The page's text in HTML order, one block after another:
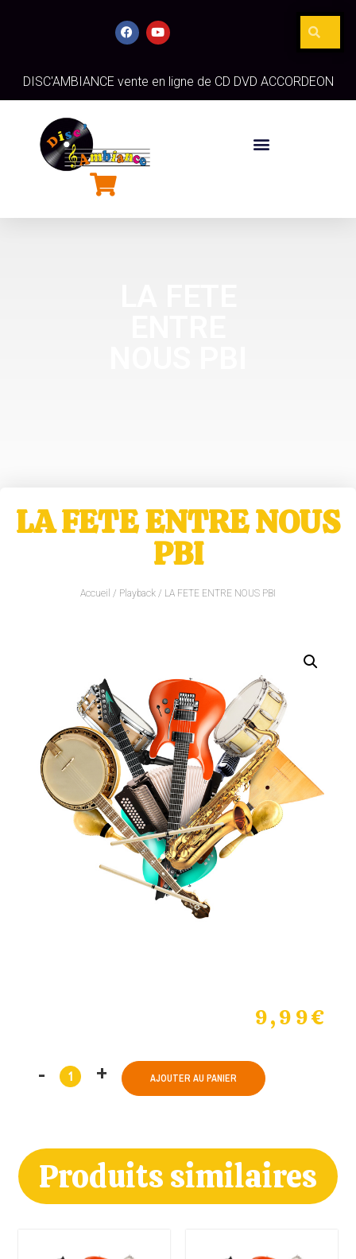
DISC'AMBIANCE vente en ligne de CD DVD ACCORDEON
LA FETE ENTRE NOUS
PBI
Accueil / Playback / LA FETE ENTRE NOUS PBI
9,99€
AJOUTER AU PANIER
Produits similaires